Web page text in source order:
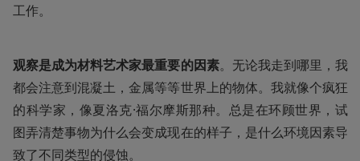
工作。
观察是成为材料艺术家最重要的因素。无论我走到哪里，我
都会注意到混凝土，金属等等世界上的物体。我就像个疯狂
的科学家，像夏洛克·福尔摩斯那种。总是在环顾世界，试
图弄清楚事物为什么会变成现在的样子，是什么环境因素导
致了不同类型的侵蚀。